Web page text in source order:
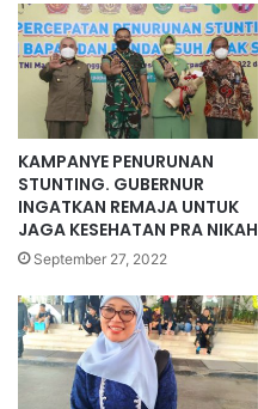
KAMPANYE PENURUNAN
STUNTING. GUBERNUR
INGATKAN REMAJA UNTUK
JAGA KESEHATAN PRA NIKAH
September 27, 2022